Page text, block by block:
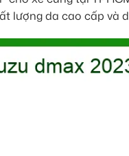
lượng da cao cấp và